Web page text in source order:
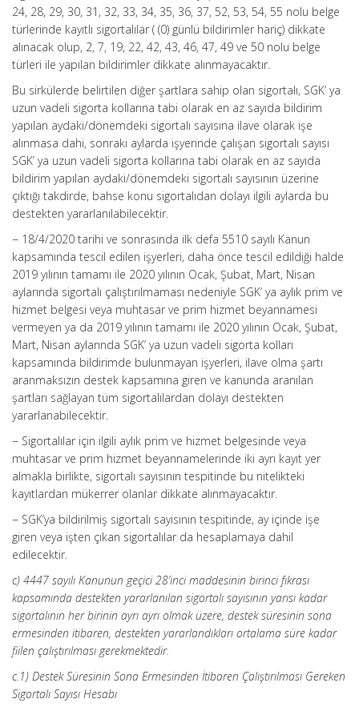
24, 28, 29, 30, 31, 32, 33, 34, 35, 36, 37, 52, 53, 54, 55 nolu belge
türlerinde kayıtlı sigortalılar ( (0) günlü bildirimler hariç) dikkate
alınacak olup, 2, 7, 19, 22, 42, 43, 46, 47, 49 ve 50 nolu belge
türleri ile yapılan bildirimler dikkate alınmayacaktır.
Bu sirkülerde belirtilen diğer şartlara sahip olan sigortalı, SGK’ ya
uzun vadeli sigorta kollarına tabi olarak en az sayıda bildirim
yapılan aydaki/dönemdeki sigortalı sayısına ilave olarak işe
alınmasa dahi, sonraki aylarda işyerinde çalışan sigortalı sayısı
SGK’ ya uzun vadeli sigorta kollarına tabi olarak en az sayıda
bildirim yapılan aydaki/dönemdeki sigortalı sayısının üzerine
çıktığı takdirde, bahse konu sigortalıdan dolayı ilgili aylarda bu
destekten yararlanılabilecektir.
− 18/4/2020 tarihi ve sonrasında ilk defa 5510 sayılı Kanun
kapsamında tescil edilen işyerleri, daha önce tescil edildiği halde
2019 yılının tamamı ile 2020 yılının Ocak, Şubat, Mart, Nisan
aylarında sigortalı çalıştırılmaması nedeniyle SGK’ ya aylık prim ve
hizmet belgesi veya muhtasar ve prim hizmet beyannamesi
vermeyen ya da 2019 yılının tamamı ile 2020 yılının Ocak, Şubat,
Mart, Nisan aylarında SGK’ ya uzun vadeli sigorta kolları
kapsamında bildirimde bulunmayan işyerleri, ilave olma şartı
aranmaksızın destek kapsamına giren ve kanunda aranılan
şartları sağlayan tüm sigortalılardan dolayı destekten
yararlanabilecektir.
− Sigortalılar için ilgili aylık prim ve hizmet belgesinde veya
muhtasar ve prim hizmet beyannamelerinde iki ayrı kayıt yer
almakla birlikte, sigortalı sayısının tespitinde bu nitelikteki
kayıtlardan mükerrer olanlar dikkate alınmayacaktır.
− SGK’ya bildirilmiş sigortalı sayısının tespitinde, ay içinde işe
giren veya işten çıkan sigortalılar da hesaplamaya dahil
edilecektir.
c) 4447 sayılı Kanunun geçici 28’inci maddesinin birinci fıkrası
kapsamında destekten yararlanılan sigortalı sayısının yarısı kadar
sigortalının her birinin ayrı ayrı olmak üzere, destek süresinin sona
ermesinden itibaren, destekten yararlandıkları ortalama süre kadar
fiilen çalıştırılması gerekmektedir.
c.1) Destek Süresinin Sona Ermesinden İtibaren Çalıştırılması Gereken
Sigortalı Sayısı Hesabı